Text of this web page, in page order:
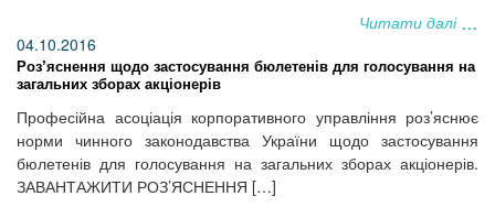
Читати далі
04.10.2016
Роз’яснення щодо застосування бюлетенів для голосування на
загальних зборах акціонерів
Професійна асоціація корпоративного управління роз’яснює
норми чинного законодавства України щодо застосування
бюлетенів для голосування на загальних зборах акціонерів.
ЗАВАНТАЖИТИ РОЗ’ЯСНЕННЯ […]